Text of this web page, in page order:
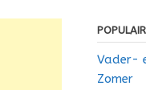
Vader-
Zomer